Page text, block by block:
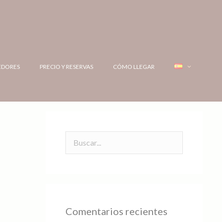
PRECIO Y RESERVAS CÓMO LLEGAR
Comentarios recientes